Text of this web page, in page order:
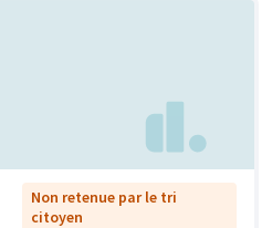
Non retenue par le tri
citoyen